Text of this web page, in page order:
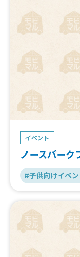
犬連れファミリ
黒マークにお住
層の来場が見込ま
イベント
ノースパーク
#子供向けイベ